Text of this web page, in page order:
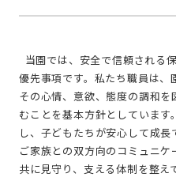
優先事項です。私たち職員は、
その心情、意欲、態度の調和
むことを基本方針としていま
し、子どもたちが安心して成長
ご家族との双方向のコミュニ
共に見守り、支える体制を整え